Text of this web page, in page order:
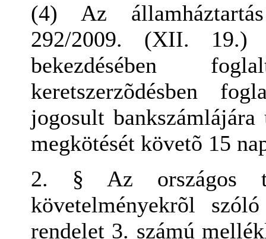
(4) Az
292/2009. (XII.
bekezdésében
keretszerzõdésben
jogosult
megkötését követõ 15
2. § Az országos
követelményekrõl
rendelet 3. számú